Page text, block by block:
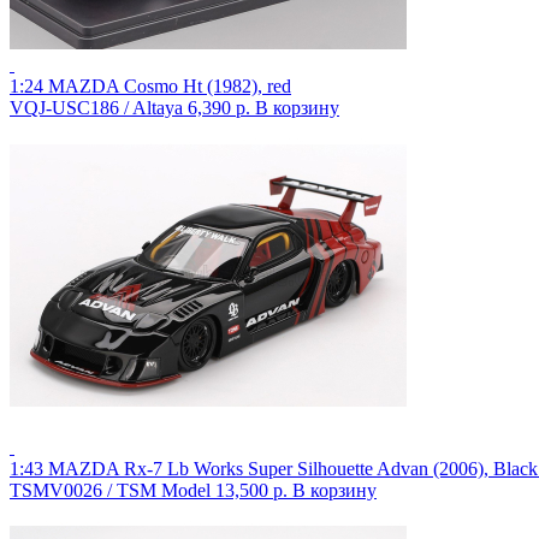
1:24 MAZDA Cosmo Ht (1982), red
VQJ-USC186 / Altaya 6,390 р. В корзину
1:43 MAZDA Rx-7 Lb Works Super Silhouette Advan (2006),
TSMV0026 / TSM Model 13,500 р. В корзину